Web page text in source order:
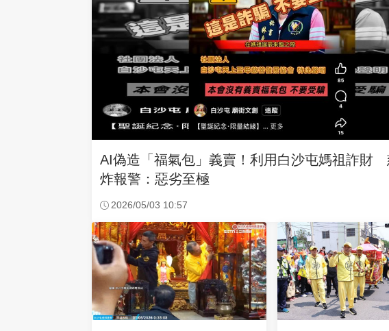
AI偽造「福氣包」義賣！利用白沙屯媽祖詐財
炸報警：惡劣至極
2026/05/03 10:57